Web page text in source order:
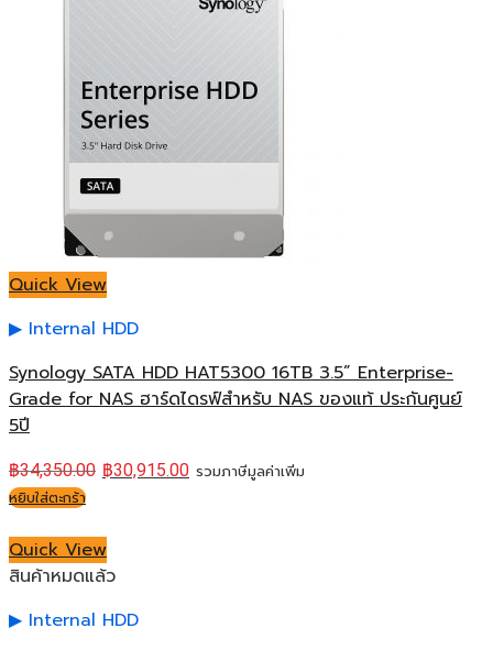
Quick View
Internal HDD
Synology SATA HDD HAT5300 16TB 3.5” Enterprise-
Grade for NAS ฮาร์ดไดรฟ์สำหรับ NAS ของแท้ ประกันศูนย์
5ปี
฿34,350.00 ฿30,915.00 รวมภาษีมูลค่าเพิ่ม
หยิบใส่ตะกร้า
Quick View
สินค้าหมดแล้ว
Internal HDD